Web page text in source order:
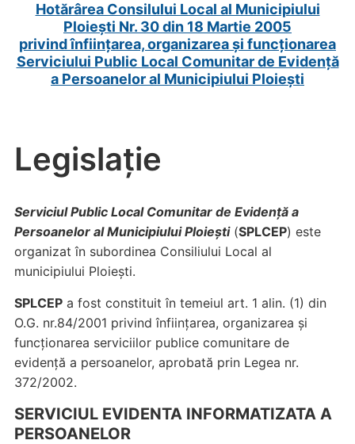
Hotărârea Consilului Local al Municipiului
Ploiești Nr. 30 din 18 Martie 2005
privind înființarea, organizarea și funcționarea
Serviciului Public Local Comunitar de Evidență
a Persoanelor al Municipiului Ploiești
Legislație
Serviciul Public Local Comunitar de Evidenţă a
Persoanelor al Municipiului Ploieşti(SPLCEP) este
organizat în subordinea Consiliului Local al
municipiului Ploieşti.
SPLCEPa fost constituit în temeiul art. 1 alin. (1) din
O.G. nr.84/2001 privind înfiinţarea, organizarea şi
funcţionarea serviciilor publice comunitare de
evidenţă a persoanelor, aprobată prin Legea nr.
372/2002.
SERVICIUL EVIDENTA INFORMATIZATA A
PERSOANELOR